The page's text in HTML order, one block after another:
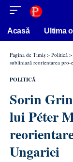
conținut
Acasă Ultima
Pagina de Timiș > Politică >
subliniază reorientarea pro-
POLITICĂ
Sorin
lui Péter
Ungariei